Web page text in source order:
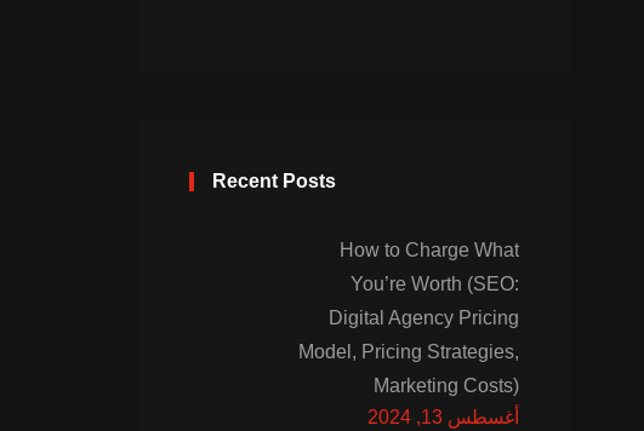
Recent Posts
How to Charge What
You’re Worth (SEO:
Digital Agency Pricing
Model, Pricing Strategies,
Marketing Costs)
أغسطس 13, 2024